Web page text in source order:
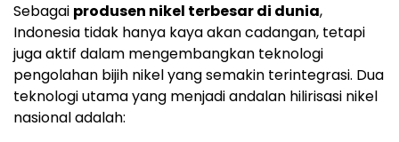
Sebagai produsen nikel terbesar di dunia,
Indonesia tidak hanya kaya akan cadangan, tetapi
juga aktif dalam mengembangkan teknologi
pengolahan bijih nikel yang semakin terintegrasi. Dua
teknologi utama yang menjadi andalan hilirisasi nikel
nasional adalah: